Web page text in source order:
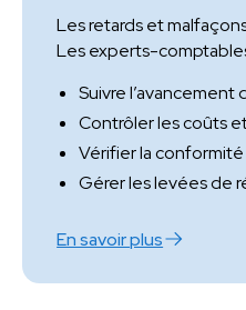
Les retards et
Les experts-
Suivre l’avancement
Contrôler les coûts
Vérifier la
Gérer les levées de
En savoir plus